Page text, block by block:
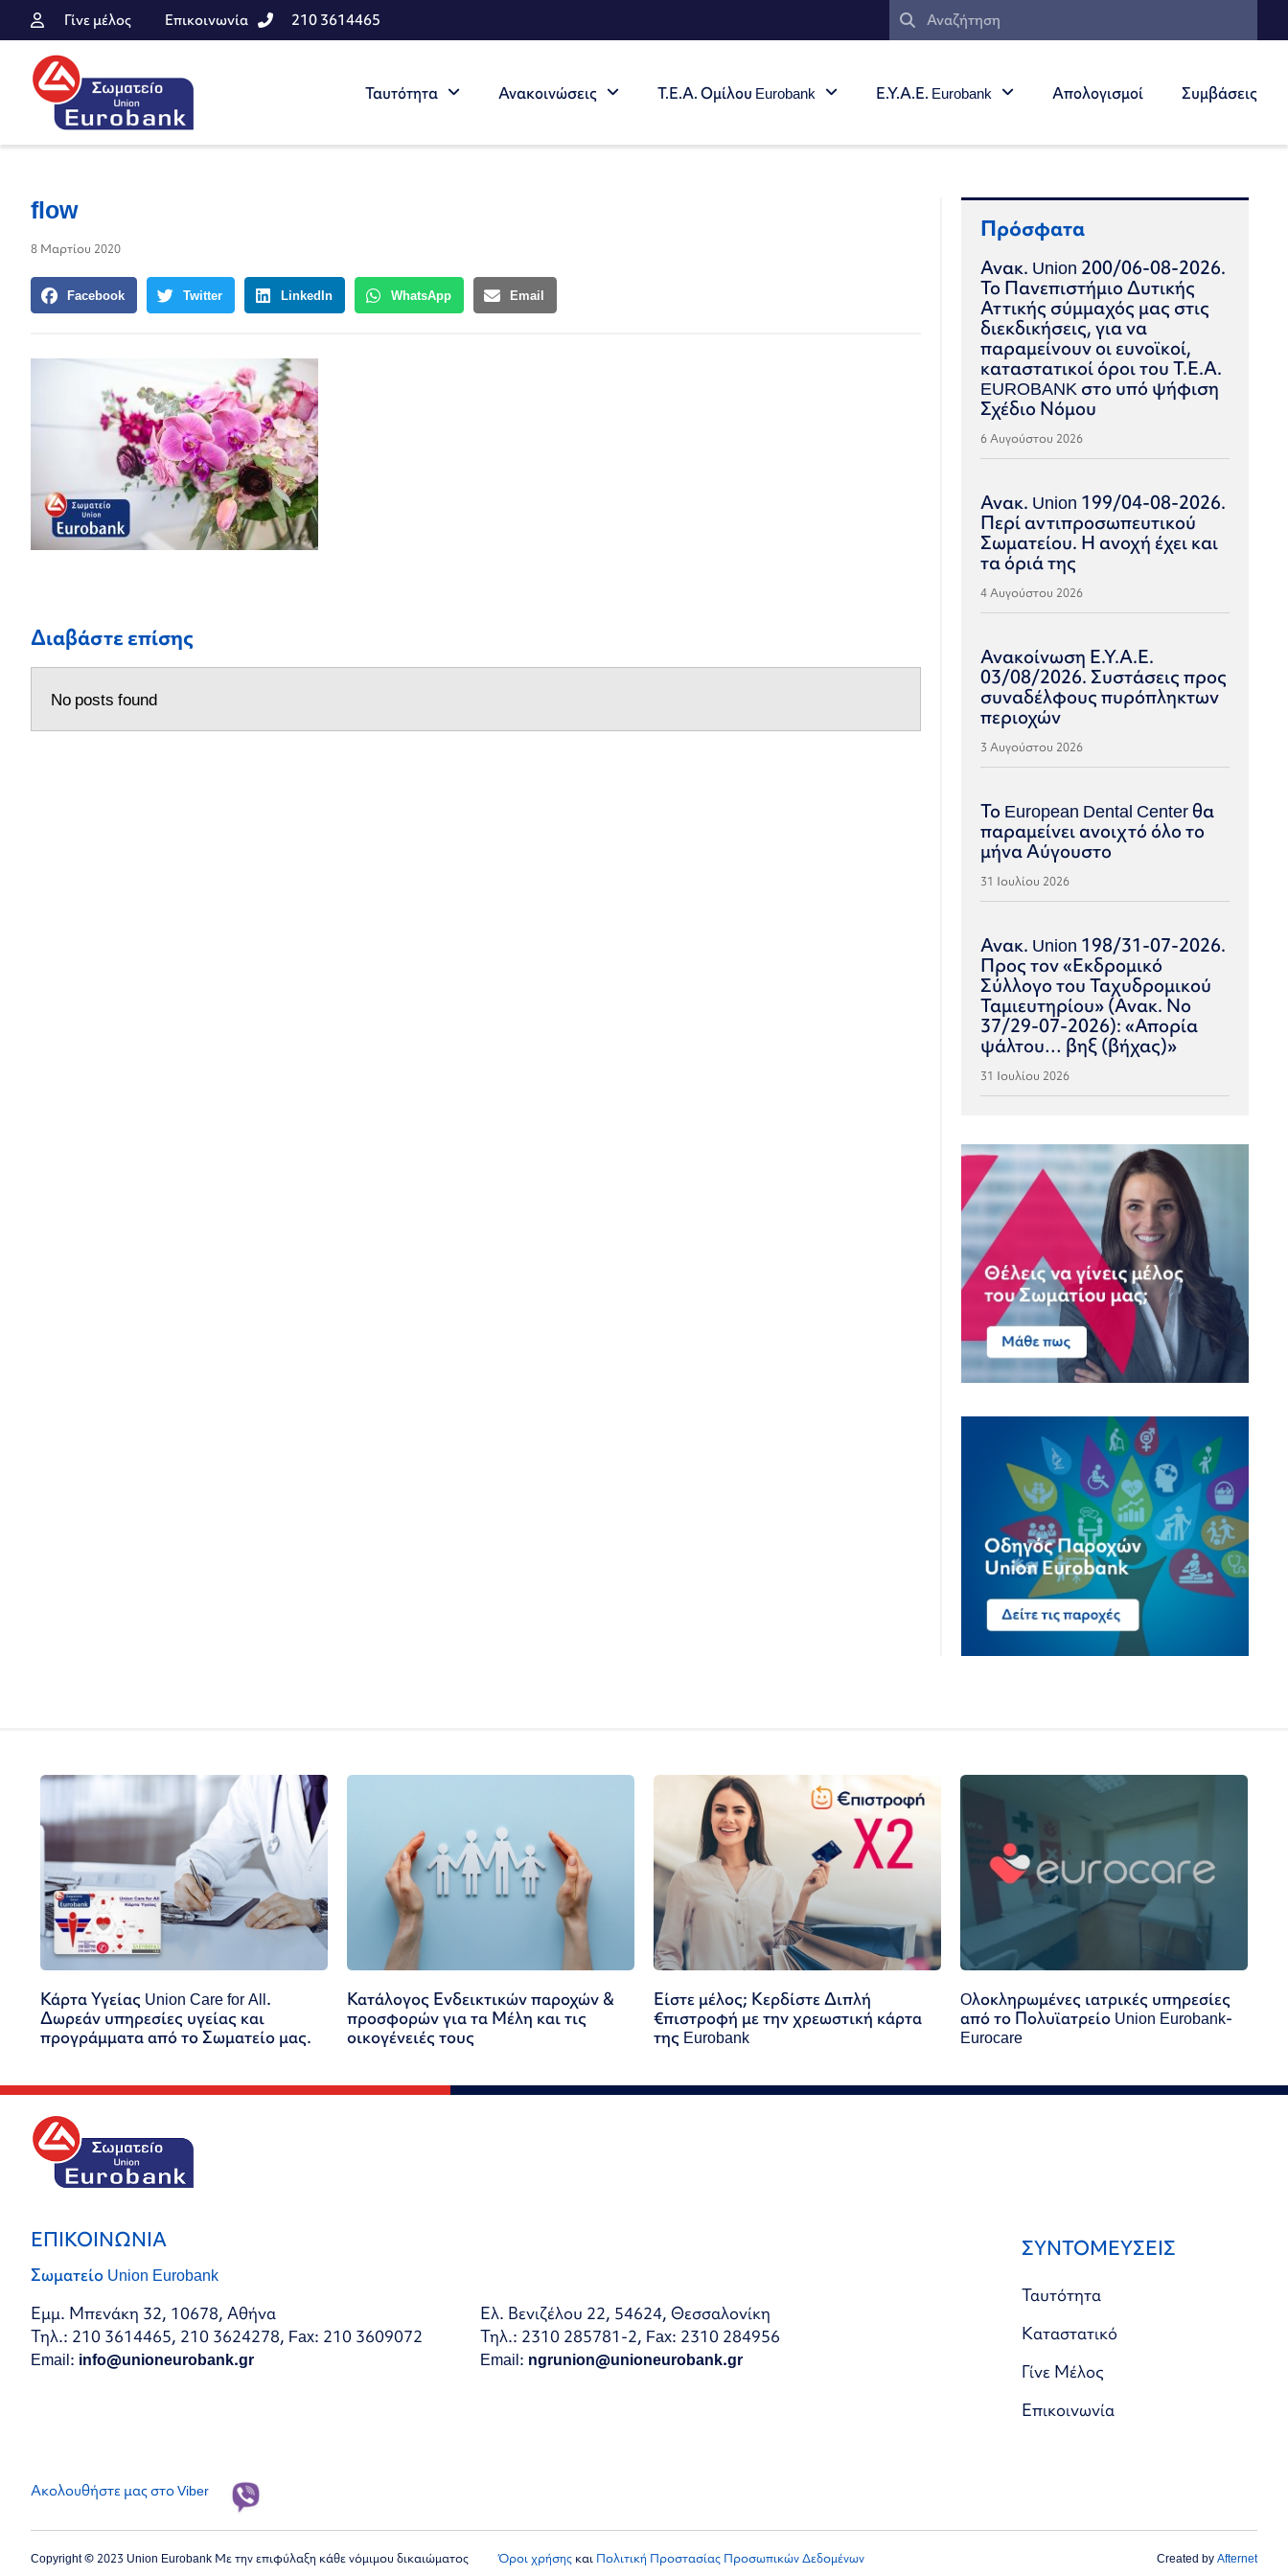
Γίνε μέλος Επικοινωνία 210 3614465
Ταυτότητα Ανακοινώσεις Τ.Ε.Α. Ομίλου Eurobank Ε.Υ.Α.Ε. Eurobank Απολογισμοί Συμβάσεις
flow
8 Μαρτίου 2020
Facebook Twitter LinkedIn WhatsApp Email
Διαβάστε επίσης
No posts found
Πρόσφατα
Ανακ. Union 200/06-08-2026.
Το Πανεπιστήμιο Δυτικής
Αττικής σύμμαχός μας στις
διεκδικήσεις, για να
παραμείνουν οι ευνοϊκοί,
καταστατικοί όροι του Τ.Ε.Α.
EUROBANK στο υπό ψήφιση
Σχέδιο Νόμου
6 Αυγούστου 2026
Ανακ. Union 199/04-08-2026.
Περί αντιπροσωπευτικού
Σωματείου. Η ανοχή έχει και
τα όριά της
4 Αυγούστου 2026
Ανακοίνωση Ε.Υ.Α.Ε.
03/08/2026. Συστάσεις προς
συναδέλφους πυρόπληκτων
περιοχών
3 Αυγούστου 2026
Το European Dental Center θα
παραμείνει ανοιχτό όλο το
μήνα Αύγουστο
31 Ιουλίου 2026
Ανακ. Union 198/31-07-2026.
Προς τον «Εκδρομικό
Σύλλογο του Ταχυδρομικού
Ταμιευτηρίου» (Ανακ. Νο
37/29-07-2026): «Απορία
ψάλτου… βηξ (βήχας)»
31 Ιουλίου 2026
Κάρτα Υγείας Union Care for All.
Δωρεάν υπηρεσίες υγείας και
προγράμματα από το Σωματείο μας.
Κατάλογος Ενδεικτικών παροχών &
προσφορών για τα Μέλη και τις
οικογένειές τους
Είστε μέλος; Κερδίστε Διπλή
€πιστροφή με την χρεωστική κάρτα
της Eurobank
Oλοκληρωμένες ιατρικές υπηρεσίες
από το Πολυϊατρείο Union Eurobank-
Eurocare
ΕΠΙΚΟΙΝΩΝΙΑ
Σωματείο Union Eurobank
Εμμ. Μπενάκη 32, 10678, Αθήνα
Τηλ.: 210 3614465, 210 3624278, Fax: 210 3609072
Email: info@unioneurobank.gr
Ελ. Βενιζέλου 22, 54624, Θεσσαλονίκη
Τηλ.: 2310 285781-2, Fax: 2310 284956
Email: ngrunion@unioneurobank.gr
ΣΥΝΤΟΜΕΥΣΕΙΣ
Ταυτότητα
Καταστατικό
Γίνε Μέλος
Επικοινωνία
Ακολουθήστε μας στο Viber
Copyright © 2023 Union Eurobank Με την επιφύλαξη κάθε νόμιμου δικαιώματος Όροι χρήσης και Πολιτική Προστασίας Προσωπικών Δεδομένων Created byAfternet